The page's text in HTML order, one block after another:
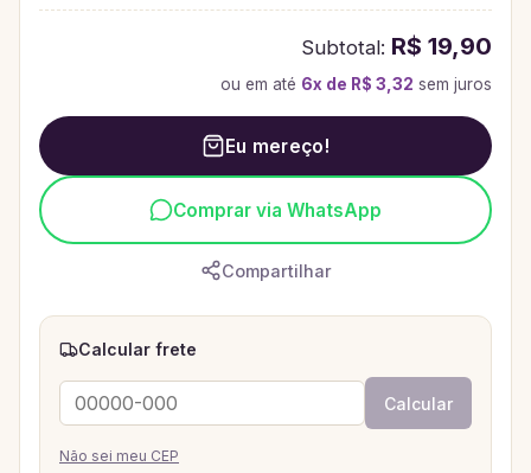
Subtotal: R$ 19,90
ou em até 6x de R$ 3,32 sem juros
Eu mereço!
Comprar via WhatsApp
Compartilhar
Calcular frete
Calcular
Não sei meu CEP